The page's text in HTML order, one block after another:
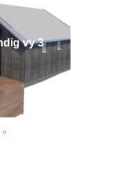
vy 3
»